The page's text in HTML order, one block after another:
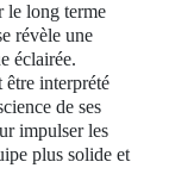
le long terme
révèle une
éclairée.
être interprété
de ses
impulser les
plus solide et